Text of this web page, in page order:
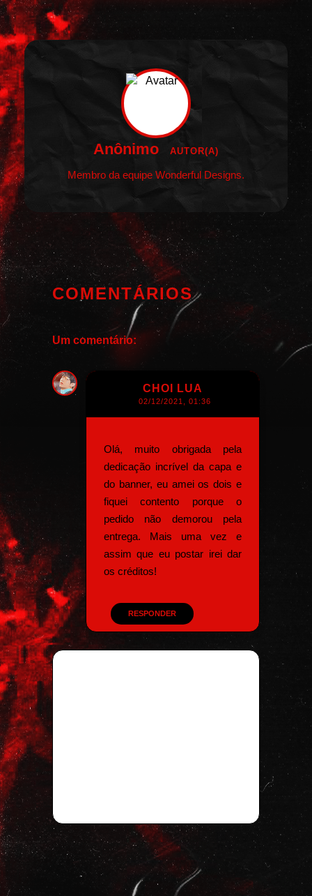
Anônimo AUTOR(A)
Membro da equipe Wonderful Designs.
COMENTÁRIOS
Um comentário:
CHOI LUA
02/12/2021, 01:36
Olá, muito obrigada pela
dedicação incrível da capa e
do banner, eu amei os dois e
fiquei contento porque o
pedido não demorou pela
entrega. Mais uma vez e
assim que eu postar irei dar
os créditos!
RESPONDER